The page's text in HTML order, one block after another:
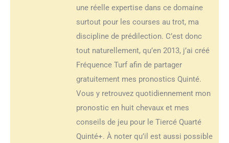
une réelle expertise dans ce domaine
surtout pour les courses au trot, ma
discipline de prédilection. C’est donc
tout naturellement, qu’en 2013, j’ai créé
Fréquence Turf afin de partager
gratuitement mes pronostics Quinté.
Vous y retrouvez quotidiennement mon
pronostic en huit chevaux et mes
conseils de jeu pour le Tiercé Quarté
Quinté+. À noter qu’il est aussi possible